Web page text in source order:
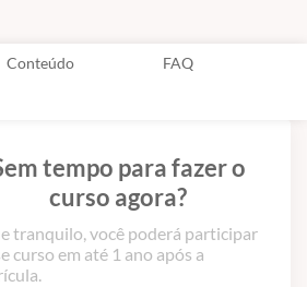
Conteúdo FAQ
tempo para fazer o
curso agora?
tranquilo, você poderá participar
curso em até 1 ano após a